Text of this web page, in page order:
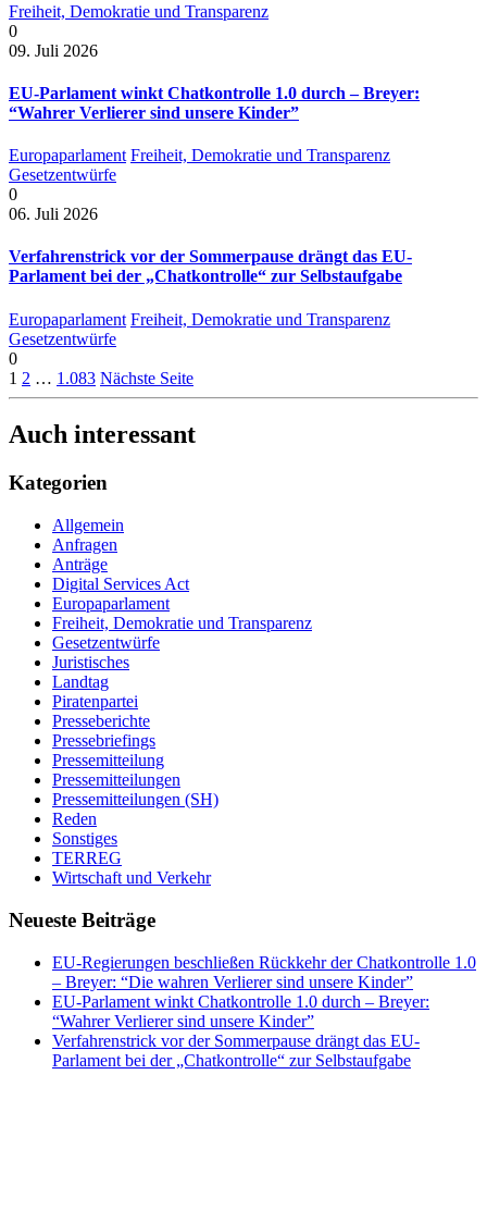
Freiheit, Demokratie und Transparenz
0
09. Juli 2026
EU-Parlament winkt Chatkontrolle 1.0 durch – Breyer:
“Wahrer Verlierer sind unsere Kinder”
Europaparlament Freiheit, Demokratie und Transparenz
Gesetzentwürfe
0
06. Juli 2026
Verfahrenstrick vor der Sommerpause drängt das EU-
Parlament bei der „Chatkontrolle“ zur Selbstaufgabe
Europaparlament Freiheit, Demokratie und Transparenz
Gesetzentwürfe
0
1 2 … 1.083 Nächste Seite
Auch interessant
Kategorien
Allgemein
Anfragen
Anträge
Digital Services Act
Europaparlament
Freiheit, Demokratie und Transparenz
Gesetzentwürfe
Juristisches
Landtag
Piratenpartei
Presseberichte
Pressebriefings
Pressemitteilung
Pressemitteilungen
Pressemitteilungen (SH)
Reden
Sonstiges
TERREG
Wirtschaft und Verkehr
Neueste Beiträge
EU-Regierungen beschließen Rückkehr der Chatkontrolle 1.0
– Breyer: “Die wahren Verlierer sind unsere Kinder”
EU-Parlament winkt Chatkontrolle 1.0 durch – Breyer:
“Wahrer Verlierer sind unsere Kinder”
Verfahrenstrick vor der Sommerpause drängt das EU-
Parlament bei der „Chatkontrolle“ zur Selbstaufgabe